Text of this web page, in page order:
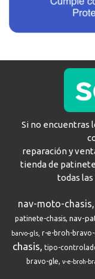
Si no encuentras
reparación y
tienda de
todas
nav-moto-chasis
patinete-chasis nav-
barvo-gls r-e-broh-bravo-
chasis
tipo-
bravo-gle v-e-broh-